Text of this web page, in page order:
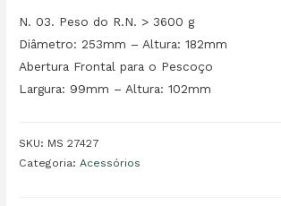
N. 03. Peso do R.N. > 3600 g
Diâmetro: 253mm – Altura: 182mm
Abertura Frontal para o Pescoço
Largura: 99mm – Altura: 102mm
SKU: MS 27427
Categoria:Acessórios